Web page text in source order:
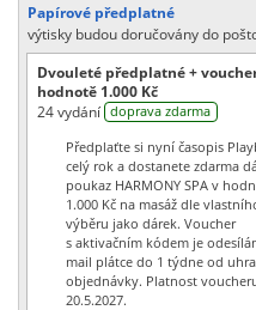
Papírové předplatné
výtisky budou doručovány do
Dvouleté předplatné + voucher
hodnotě 1.000 Kč
24 vydání doprava zdarma
Předplaťte si nyní časopis
celý rok a dostanete zdarma
poukaz HARMONY SPA v
1.000 Kč na masáž dle
výběru jako dárek. Voucher
s aktivačním kódem je
mail plátce do 1 týdne od
objednávky. Platnost
20.5.2027.